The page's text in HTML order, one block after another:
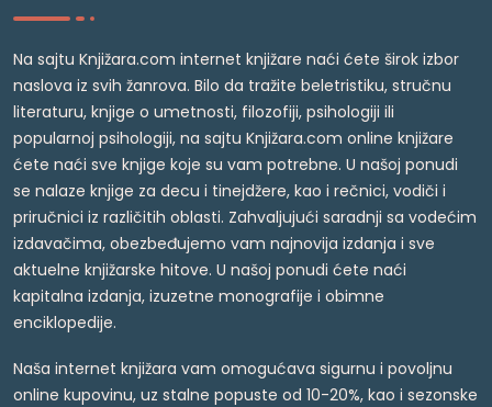
Na sajtu Knjižara.com internet knjižare naći ćete širok izbor
naslova iz svih žanrova. Bilo da tražite beletristiku, stručnu
literaturu, knjige o umetnosti, filozofiji, psihologiji ili
popularnoj psihologiji, na sajtu Knjižara.com online knjižare
ćete naći sve knjige koje su vam potrebne. U našoj ponudi
se nalaze knjige za decu i tinejdžere, kao i rečnici, vodiči i
priručnici iz različitih oblasti. Zahvaljujući saradnji sa vodećim
izdavačima, obezbeđujemo vam najnovija izdanja i sve
aktuelne knjižarske hitove. U našoj ponudi ćete naći
kapitalna izdanja, izuzetne monografije i obimne
enciklopedije.
Naša internet knjižara vam omogućava sigurnu i povoljnu
online kupovinu, uz stalne popuste od 10-20%, kao i sezonske